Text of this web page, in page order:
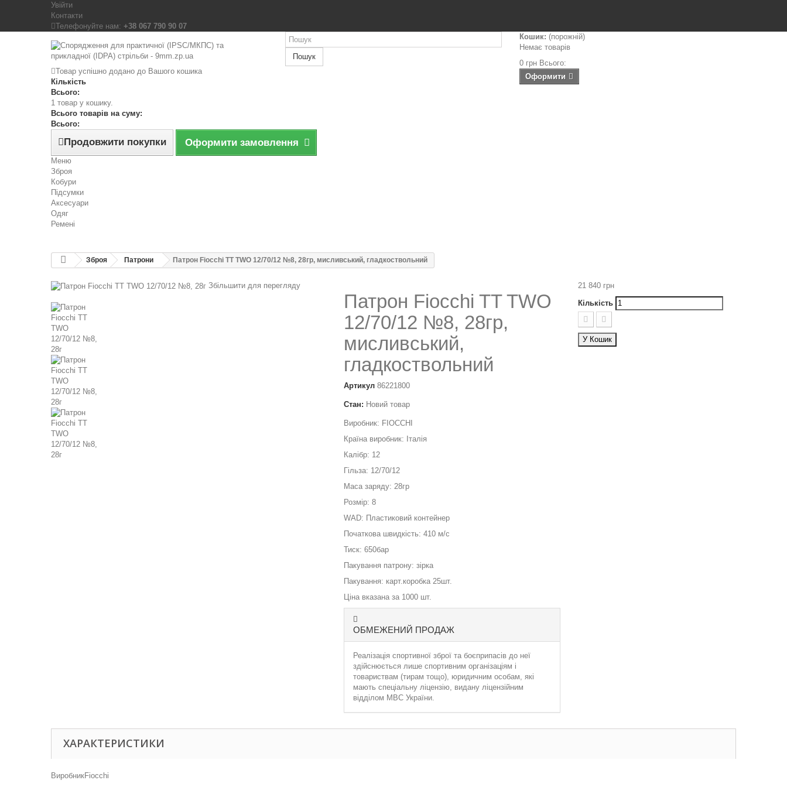
Увійти
Контакти
Телефонуйте нам: +38 067 790 90 07
Пошук
Кошик: (порожній)
Немає товарів
0 грн Всього:
Оформити
Товар успішно додано до Вашого кошика
Кількість
Всього:
1 товар у кошику.
Всього товарів на суму:
Всього:
Продовжити покупки Оформити замовлення
Меню
Зброя
Кобури
Підсумки
Аксесуари
Одяг
Ремені
Зброя Патрони Патрон Fiocchi TT TWO 12/70/12 №8, 28гр, мисливський, гладкоствольний
Збільшити для перегляду
Патрон Fiocchi TT TWO
12/70/12 №8, 28гр,
мисливський,
гладкоствольний
Артикул 86221800
Стан: Новий товар
Виробник: FIOCCHI
Країна виробник: Італія
Калібр: 12
Гільза: 12/70/12
Маса заряду: 28гр
Розмір: 8
WAD: Пластиковий контейнер
Початкова швидкість: 410 м/с
Тиск: 650бар
Пакування патрону: зірка
Пакування: карт.коробка 25шт.
Ціна вказана за 1000 шт.
ОБМЕЖЕНИЙ ПРОДАЖ
Реалізація спортивної зброї та боєприпасів до неї
здійснюється лише спортивним організаціям і
товариствам (тирам тощо), юридичним особам, які
мають спеціальну ліцензію, видану ліцензійним
відділом МВС України.
21 840 грн
Кількість
У Кошик
ХАРАКТЕРИСТИКИ
ВиробникFiocchi